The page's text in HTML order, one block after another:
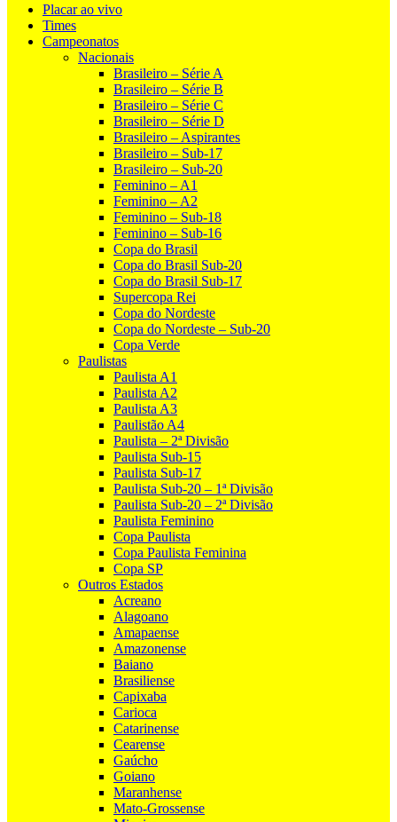
Placar ao vivo
Times
Campeonatos
Nacionais
Brasileiro – Série A
Brasileiro – Série B
Brasileiro – Série C
Brasileiro – Série D
Brasileiro – Aspirantes
Brasileiro – Sub-17
Brasileiro – Sub-20
Feminino – A1
Feminino – A2
Feminino – Sub-18
Feminino – Sub-16
Copa do Brasil
Copa do Brasil Sub-20
Copa do Brasil Sub-17
Supercopa Rei
Copa do Nordeste
Copa do Nordeste – Sub-20
Copa Verde
Paulistas
Paulista A1
Paulista A2
Paulista A3
Paulistão A4
Paulista – 2ª Divisão
Paulista Sub-15
Paulista Sub-17
Paulista Sub-20 – 1ª Divisão
Paulista Sub-20 – 2ª Divisão
Paulista Feminino
Copa Paulista
Copa Paulista Feminina
Copa SP
Outros Estados
Acreano
Alagoano
Amapaense
Amazonense
Baiano
Brasiliense
Capixaba
Carioca
Catarinense
Cearense
Gaúcho
Goiano
Maranhense
Mato-Grossense